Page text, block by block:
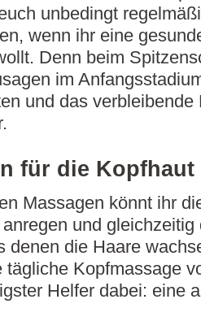
unbedingt
wenn ihr eine
Denn beim
im
und das verbleibende
für die Kopfhaut
Massagen könnt ihr
und gleichzeitig
denen die Haare
tägliche Kopfmassage
Helfer dabei: eine